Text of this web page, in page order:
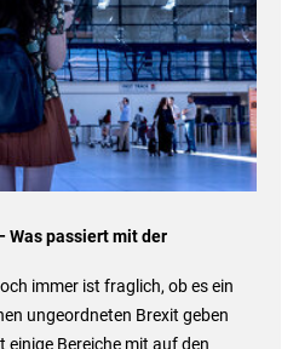
Was passiert mit der
immer ist fraglich, ob es ein
ungeordneten Brexit geben
Bereiche mit auf den